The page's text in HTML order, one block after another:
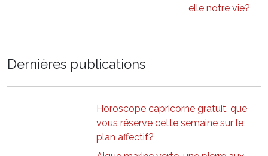
elle notre vie?
Dernières publications
Horoscope capricorne gratuit, que
vous réserve cette semaine sur le
plan affectif?